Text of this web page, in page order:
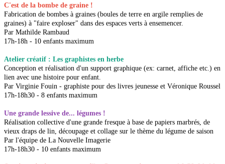
C'est de la bombe de graine !
Fabrication de bombes à graines (boules de terre en argile remplies de
graines) à "faire exploser" dans des espaces verts à ensemencer.
Par Mathilde Rambaud
17h-18h - 10 enfants maximum
Atelier créatif : Les graphistes en herbe
Conception et réalisation d'un support graphique (ex: carnet, affiche etc.) en
lien avec une histoire pour enfant.
Par Virginie Fouin - graphiste pour des livres jeunesse et Véronique Roussel
17h-18h30 - 8 enfants maximum
Une grande lessive de... légumes !
Réalisation collective d'une grande fresque à base de papiers marbrés, de
vieux draps de lin, découpage et collage sur le thème du légume de saison
Par l'équipe de La Nouvelle Imagerie
17h-18h30 - 10 enfants maximum